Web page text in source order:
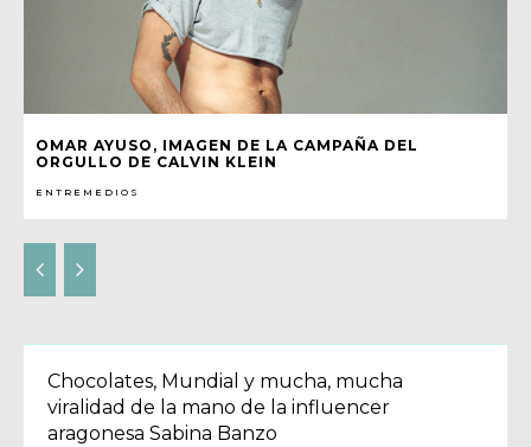
OMAR AYUSO, IMAGEN DE LA CAMPAÑA DEL
ORGULLO DE CALVIN KLEIN
ENTREMEDIOS
Chocolates, Mundial y mucha, mucha
viralidad de la mano de la influencer
aragonesa Sabina Banzo